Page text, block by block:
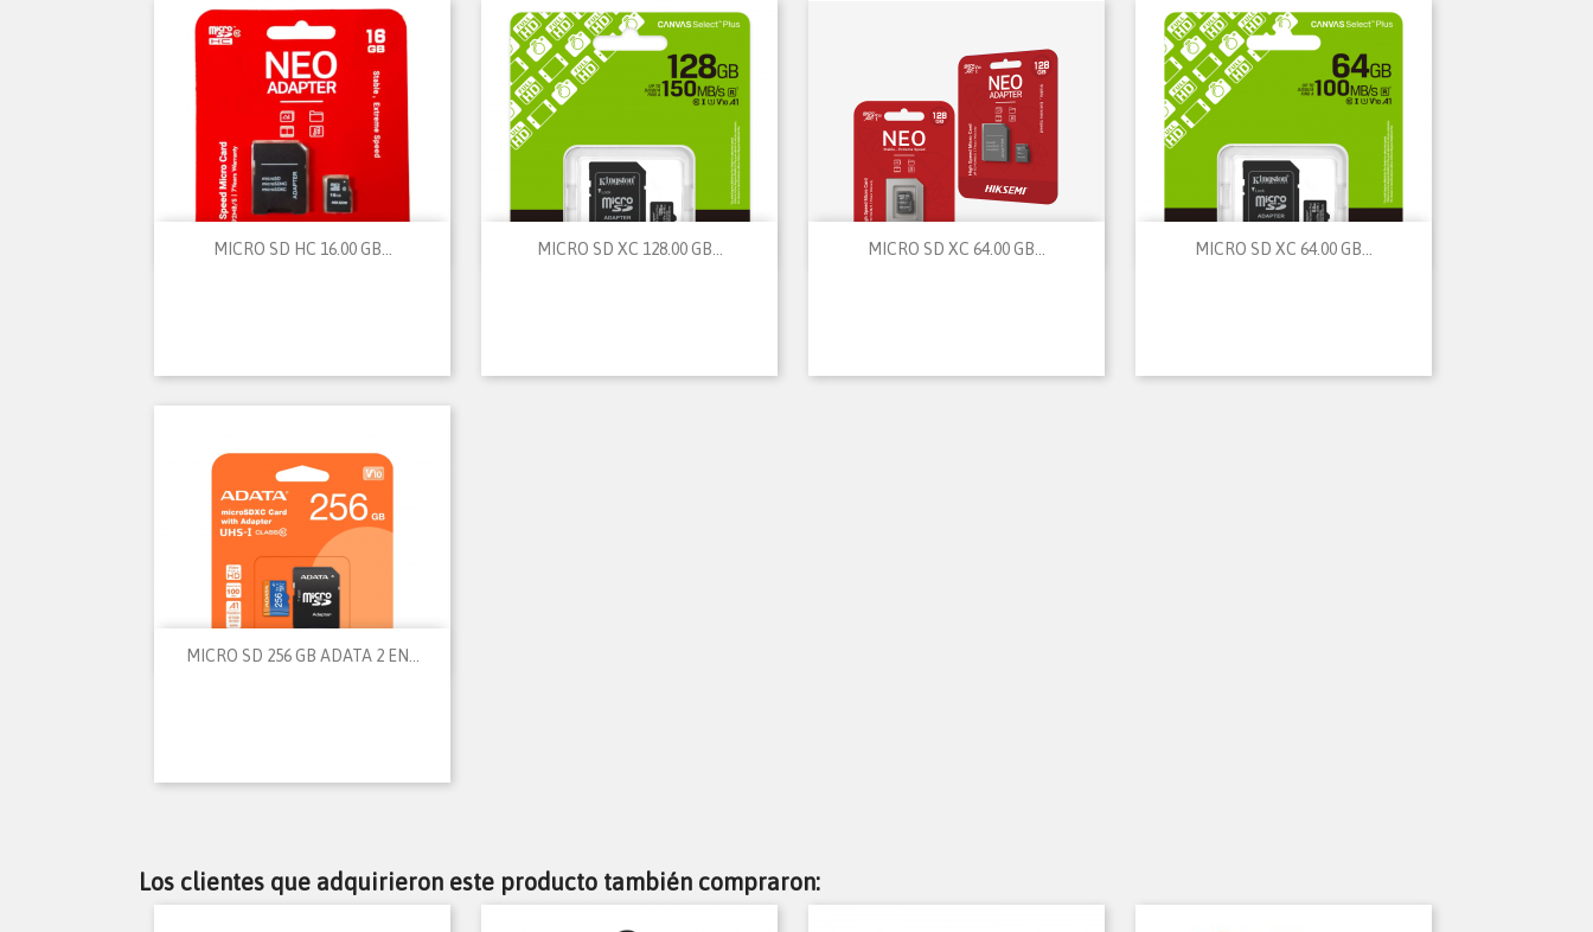
MICRO SD HC 16.00 GB...
Vista rápida MICRO SD XC 128.00 GB...
 Vista rápida MICRO SD XC 64.00 GB...
Vista rápida MICRO SD XC 64.00 GB...
Vista rápida
MICRO SD 256 GB ADATA 2 EN...
 Vista rápida
Los clientes que adquirieron este producto también compraron: